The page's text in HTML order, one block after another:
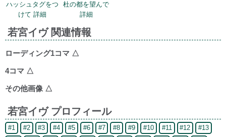
ハッシュタグをつ
けて 詳細
杜の都を望んで
詳細
若宮イヴ 関連情報
ローディング1コマ △
4コマ △
その他画像 △
若宮イヴ プロフィール
#1 #2 #3 #4 #5 #6 #7 #8 #9 #10 #11 #12
#13